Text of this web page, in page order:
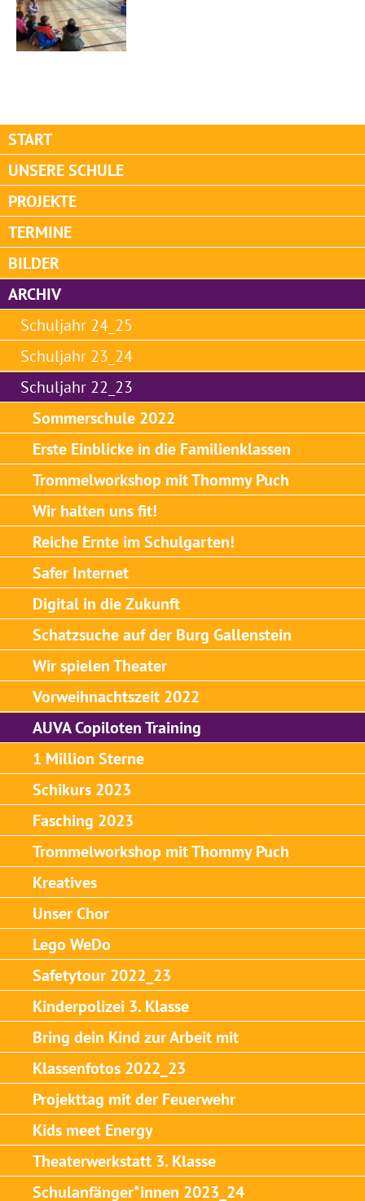
START
UNSERE SCHULE
PROJEKTE
TERMINE
BILDER
ARCHIV
Schuljahr 24_25
Schuljahr 23_24
Schuljahr 22_23
Sommerschule 2022
Erste Einblicke in die Familienklassen
Trommelworkshop mit Thommy Puch
Wir halten uns fit!
Reiche Ernte im Schulgarten!
Safer Internet
Digital in die Zukunft
Schatzsuche auf der Burg Gallenstein
Wir spielen Theater
Vorweihnachtszeit 2022
AUVA Copiloten Training
1 Million Sterne
Schikurs 2023
Fasching 2023
Trommelworkshop mit Thommy Puch
Kreatives
Unser Chor
Lego WeDo
Safetytour 2022_23
Kinderpolizei 3. Klasse
Bring dein Kind zur Arbeit mit
Klassenfotos 2022_23
Projekttag mit der Feuerwehr
Kids meet Energy
Theaterwerkstatt 3. Klasse
Schulanfänger*innen 2023_24